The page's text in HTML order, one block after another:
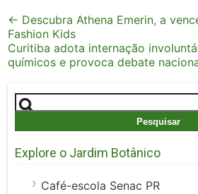
Post
navigation
← Descubra Athena Emerin, a
Fashion Kids
Curitiba adota internação
químicos e provoca debate
Pesquisar
por:
Explore o Jardim Botânico
Café-escola Senac PR